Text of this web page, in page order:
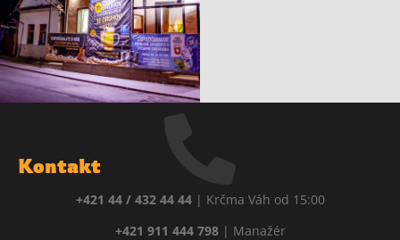
Kontakt
+421 44 / 432 44 44| Krčma Váh od 15:00
+421 911 444 798| Manažér